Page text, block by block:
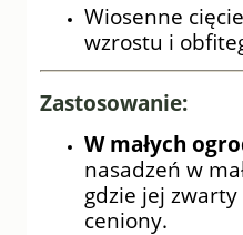
Wiosenne
wzrostu i
Zastosowanie:
W małych
nasadzeń w
gdzie jej
ceniony.